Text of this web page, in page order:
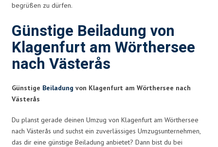
begrüßen zu dürfen.
Günstige Beiladung von
Klagenfurt am Wörthersee
nach Västerås
Günstige Beiladung von Klagenfurt am Wörthersee nach
Västerås
Du planst gerade deinen Umzug von Klagenfurt am Wörthersee
nach Västerås und suchst ein zuverlässiges Umzugsunternehmen,
das dir eine günstige Beiladung anbietet? Dann bist du bei